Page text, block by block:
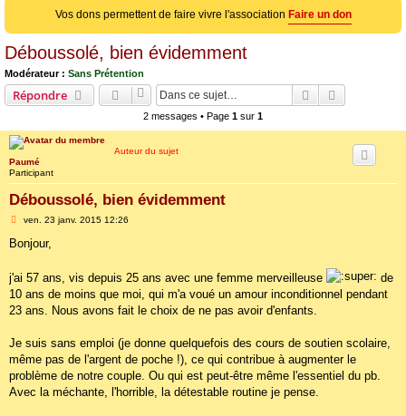
Vos dons permettent de faire vivre l'association Faire un don
Déboussolé, bien évidemment
Modérateur : Sans Prétention
Répondre Rechercher
2 messages • Page 1 sur 1
Auteur du sujet
Paumé
Participant
Déboussolé, bien évidemment
M
s
g
e
ven. 23 janv. 2015 12:26
Bonjour,
j'ai 57 ans, vis depuis 25 ans avec une femme merveilleuse
de
10 ans de moins que moi, qui m'a voué un amour inconditionnel pendant
23 ans. Nous avons fait le choix de ne pas avoir d'enfants.
Je suis sans emploi (je donne quelquefois des cours de soutien scolaire,
même pas de l'argent de poche !), ce qui contribue à augmenter le
problème de notre couple. Ou qui est peut-être même l'essentiel du pb.
Avec la méchante, l'horrible, la détestable routine je pense.